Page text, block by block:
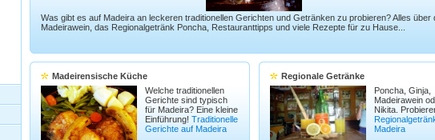
Was gibt es auf Madeira an leckeren traditionellen Gerichten und Getränken zu probieren? Alles über
Madeirawein, das Regionalgetränk Poncha, Restauranttipps und viele Rezepte für zu Hause...
Madeirensische Küche
Welche traditionellen
Gerichte sind typisch
für Madeira? Eine kleine
Einführung! Traditionelle
Gerichte auf Madeira
Regionale Getränke
Poncha, Ginja,
Madeirawein
Nikita.
Madeira